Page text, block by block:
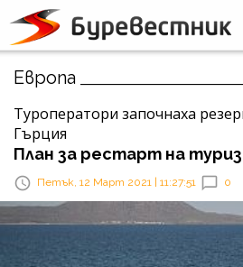
Европа
Туроператори започнаха
Гърция
План за рестарт на
Петък, 12 Март 2021 | 11:27:51 0